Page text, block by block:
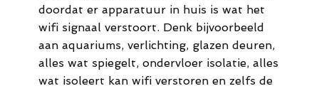
doordat er apparatuur in huis is wat het
wifi signaal verstoort. Denk bijvoorbeeld
aan aquariums, verlichting, glazen deuren,
alles wat spiegelt, ondervloer isolatie, alles
wat isoleert kan wifi verstoren en zelfs de